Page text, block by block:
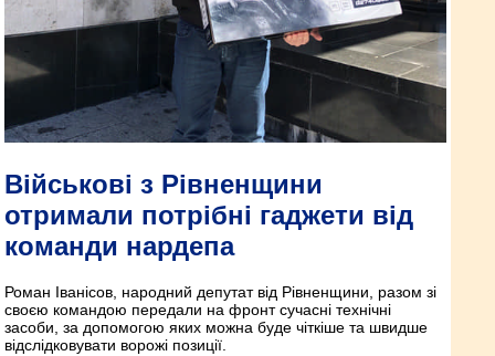
Військові з Рівненщини
отримали потрібні гаджети від
команди нардепа
Роман Іванісов, народний депутат від Рівненщини, разом зі
своєю командою передали на фронт сучасні технічні
засоби, за допомогою яких можна буде чіткіше та швидше
відслідковувати ворожі позиції.